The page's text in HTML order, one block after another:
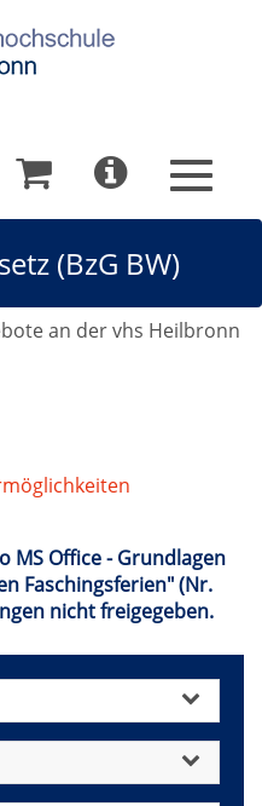
(BzG BW)
an der vhs Heilbronn
MS Office - Grundlagen
Faschingsferien" (Nr.
nicht freigegeben.